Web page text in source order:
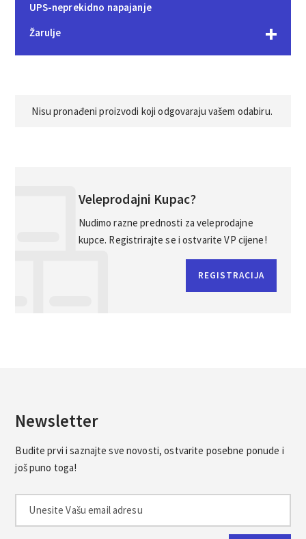
UPS-neprekidno napajanje
Žarulje
Nisu pronađeni proizvodi koji odgovaraju vašem odabiru.
Veleprodajni Kupac?
Nudimo razne prednosti za veleprodajne
kupce. Registrirajte se i ostvarite VP cijene!
REGISTRACIJA
Newsletter
Budite prvi i saznajte sve novosti, ostvarite posebne ponude i
još puno toga!